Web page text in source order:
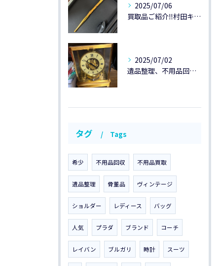
2025/07/06
買取品ご紹介‼️村田キセルK20です😃
2025/07/02
遺品整理、不用品回収のご紹介です。
タグ Tags
希少 不用品回収 不用品買取
遺品整理 骨董品 ヴィンテージ
ショルダー レディース バッグ
人気 プラダ ブランド コーチ
レイバン ブルガリ 時計 スーツ